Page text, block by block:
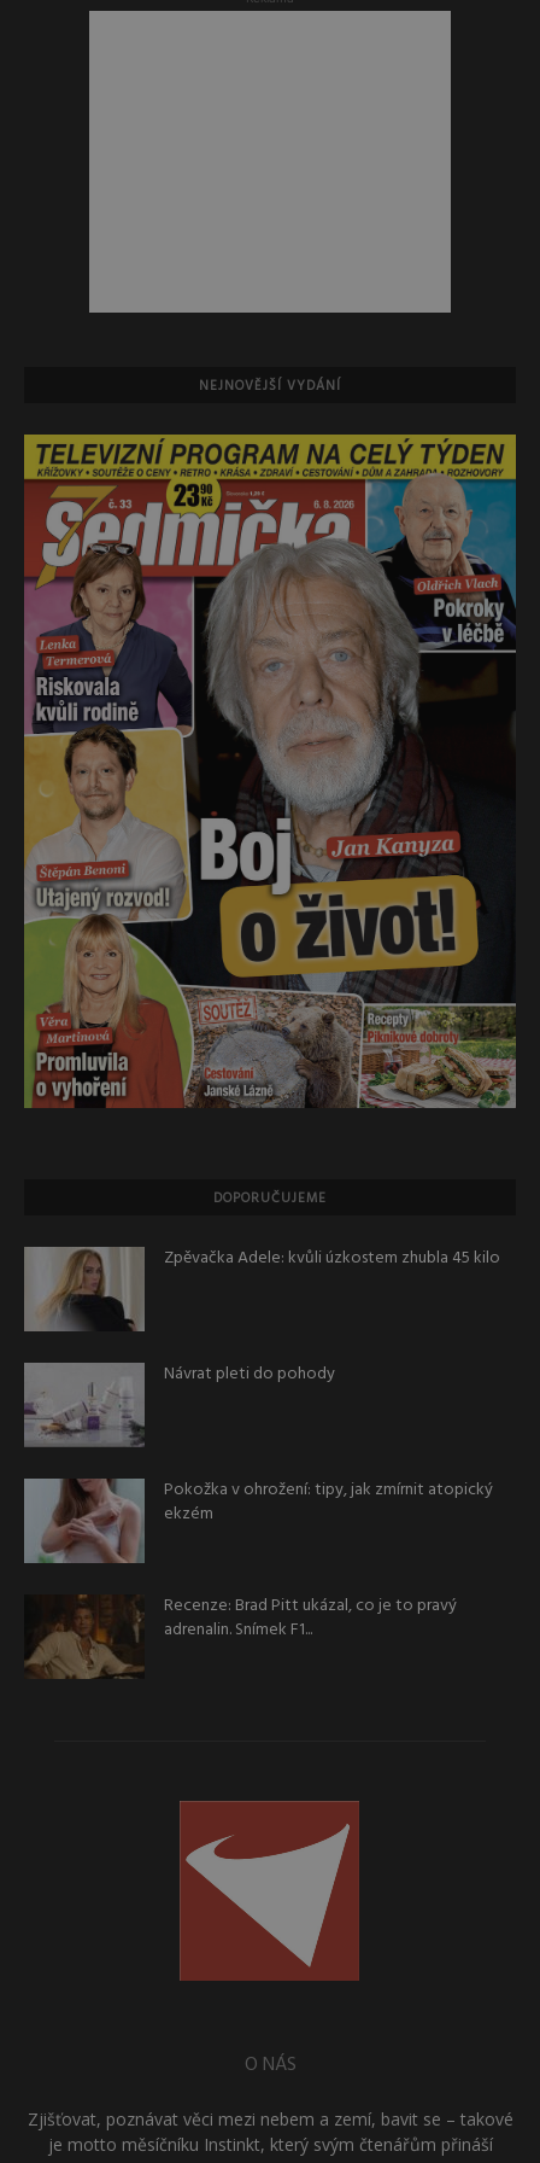
NEJNOVĚJŠÍ VYDÁNÍ
DOPORUČUJEME
Zpěvačka Adele: kvůli úzkostem zhubla 45 kilo
Návrat pleti do pohody
Pokožka v ohrožení: tipy, jak zmírnit atopický
ekzém
Recenze: Brad Pitt ukázal, co je to pravý
adrenalin. Snímek F1...
O NÁS
Zjišťovat, poznávat věci mezi nebem a zemí, bavit se – takové
je motto měsíčníku Instinkt, který svým čtenářům přináší